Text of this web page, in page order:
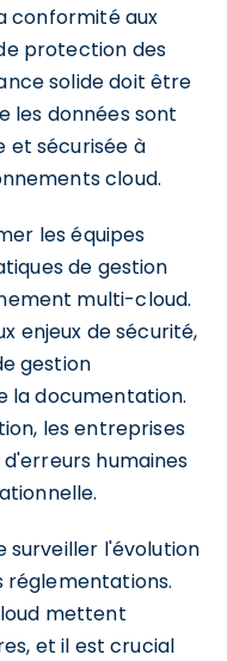
conformité aux
protection des
solide doit être
les données sont
et sécurisée à
cloud.
les équipes
de gestion
multi-cloud.
enjeux de sécurité,
gestion
la documentation.
les entreprises
humaines
l'évolution
réglementations.
mettent
et il est crucial